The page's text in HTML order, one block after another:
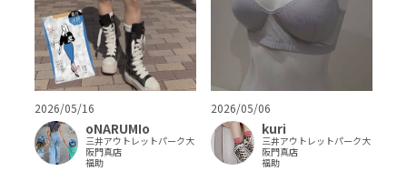
2026/05/16
oNARUMIo
三井アウトレットパーク大
阪門真店
福助
2026/05/06
kuri
三井アウトレットパーク大
阪門真店
福助